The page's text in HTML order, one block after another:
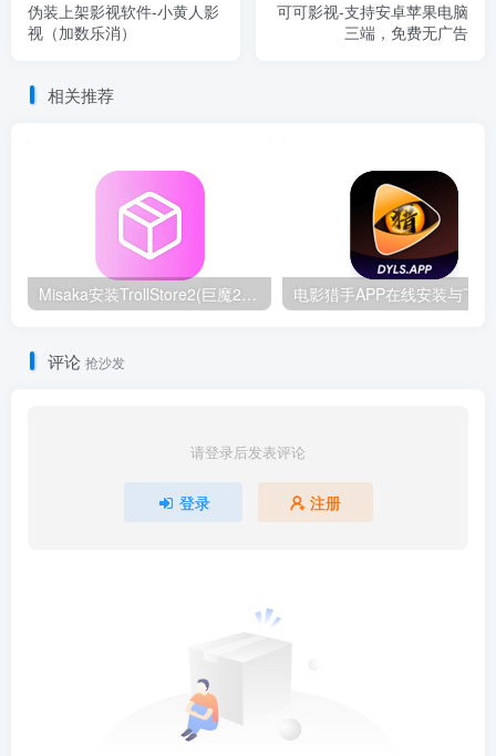
伪装上架影视软件-小黄人影
视（加数乐消）
可可影视-支持安卓苹果电脑
三端，免费无广告
相关推荐
Misaka安装TrollStore2(巨魔2)教程-支持iOS15.0-16.6.1
评论 抢沙发
请登录后发表评论
登录 注册